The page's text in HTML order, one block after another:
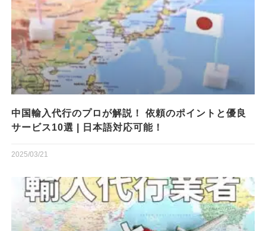
中国輸入代行のプロが解説！ 依頼のポイントと優良
サービス10選 | 日本語対応可能！
2025/03/21